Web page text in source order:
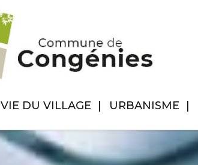
VIE DU VILLAGE URBANISME